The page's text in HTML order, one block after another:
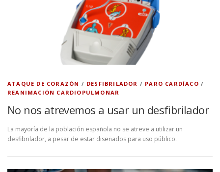
ATAQUE DE CORAZÓN / DESFIBRILADOR / PARO CARDÍACO /
REANIMACIÓN CARDIOPULMONAR
No nos atrevemos a usar un desfibrilador
La mayoría de la población española no se atreve a utilizar un
desfibrilador, a pesar de estar diseñados para uso público.